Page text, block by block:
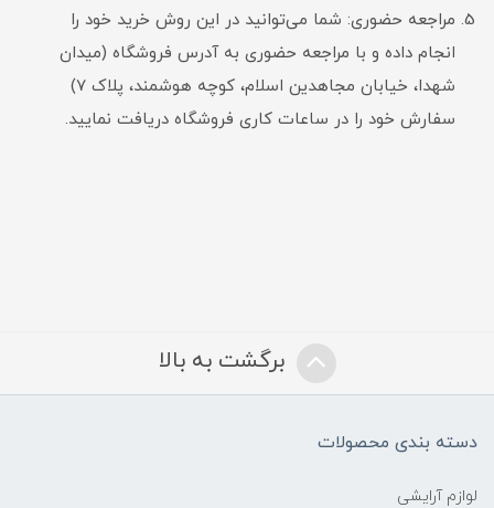
مراجعه حضوری: شما می‌توانید در این روش خرید خود را
انجام داده و با مراجعه حضوری به آدرس فروشگاه (میدان
شهدا، خیابان مجاهدین اسلام، کوچه هوشمند، پلاک 7)
سفارش خود را در ساعات کاری فروشگاه دریافت نمایید.
برگشت به بالا
دسته بندی محصولات
لوازم آرایشی